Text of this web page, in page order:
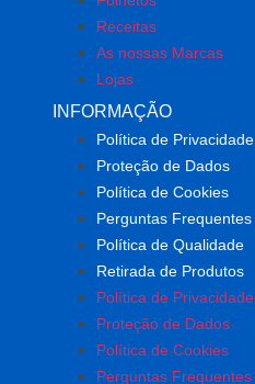
Receitas
As nossas Marcas
Lojas
INFORMAÇÃO
Política de Privacidade
Proteção de Dados
Política de Cookies
Perguntas Frequentes
Política de Qualidade
Retirada de Produtos
Política de Privacidade
Proteção de Dados
Política de Cookies
Perguntas Frequentes